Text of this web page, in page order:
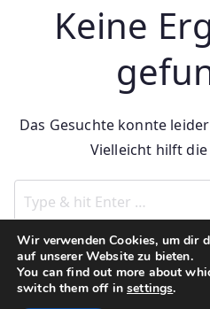
Keine
Das Gesuchte konnte
Vielleicht hilft
Copyright © 2026
Wir verwenden Cookies, um dir
auf unserer Website zu bieten.
You can find out more about
switch them off insettings.